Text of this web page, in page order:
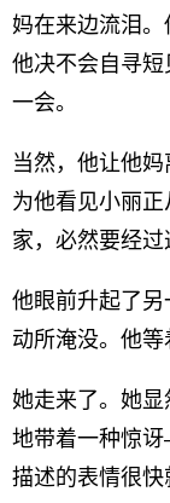
妈在来边流泪。
他决不会自寻
一会。
当然，他让他
为他看见小丽
家，必然要经过
他眼前升起了
动所淹没。他等
她走来了。她
地带着一种惊
描述的表情很